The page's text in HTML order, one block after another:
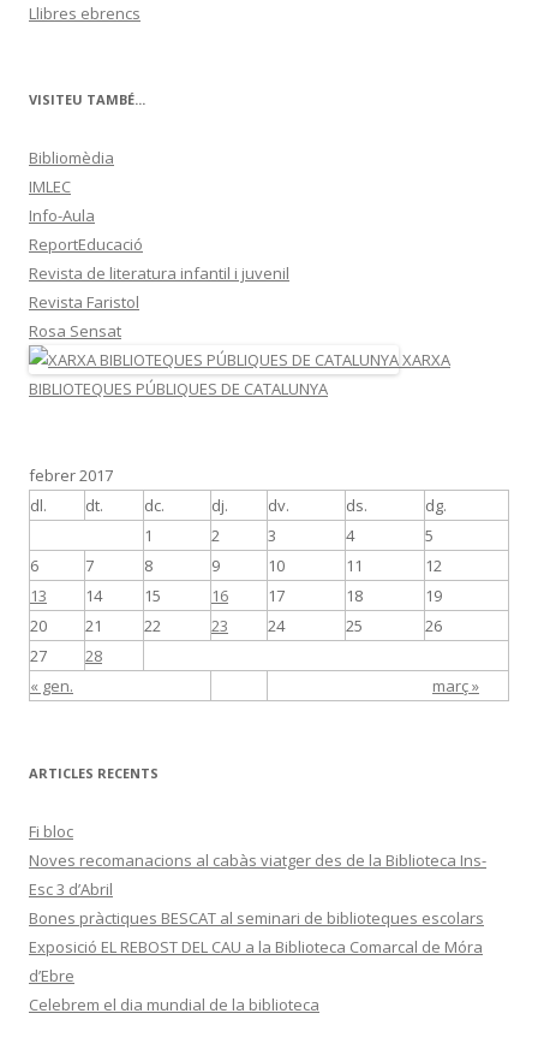
Llibres ebrencs
VISITEU TAMBÉ...
Bibliomèdia
IMLEC
Info-Aula
ReportEducació
Revista de literatura infantil i juvenil
Revista Faristol
Rosa Sensat
XARXA
BIBLIOTEQUES PÚBLIQUES DE CATALUNYA
febrer 2017
dl.
dt. dc. dj. dv. ds. dg.
« gen. març »
1 2 3 4
5
6
7 8 9 10 11
12
13
14 15 16 17 18
19
20
21 22 23 24 25
26
27
28
ARTICLES RECENTS
Fi bloc
Noves recomanacions al cabàs viatger des de la Biblioteca Ins-
Esc 3 d’Abril
Bones pràctiques BESCAT al seminari de biblioteques escolars
Exposició EL REBOST DEL CAU a la Biblioteca Comarcal de Móra
d’Ebre
Celebrem el dia mundial de la biblioteca